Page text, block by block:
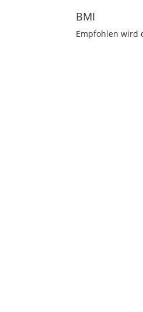
BMI
Empfohlen wird